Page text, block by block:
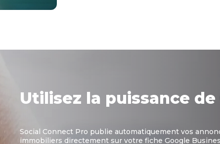
Utilisez la puissance de
Social Connect Pro publie automatiquement vos
immobiliers directement sur votre fiche Google